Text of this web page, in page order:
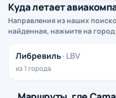
Куда летает
Направления из наших
найденная, нажмите на город
Либревиль· LBV
из 1 города